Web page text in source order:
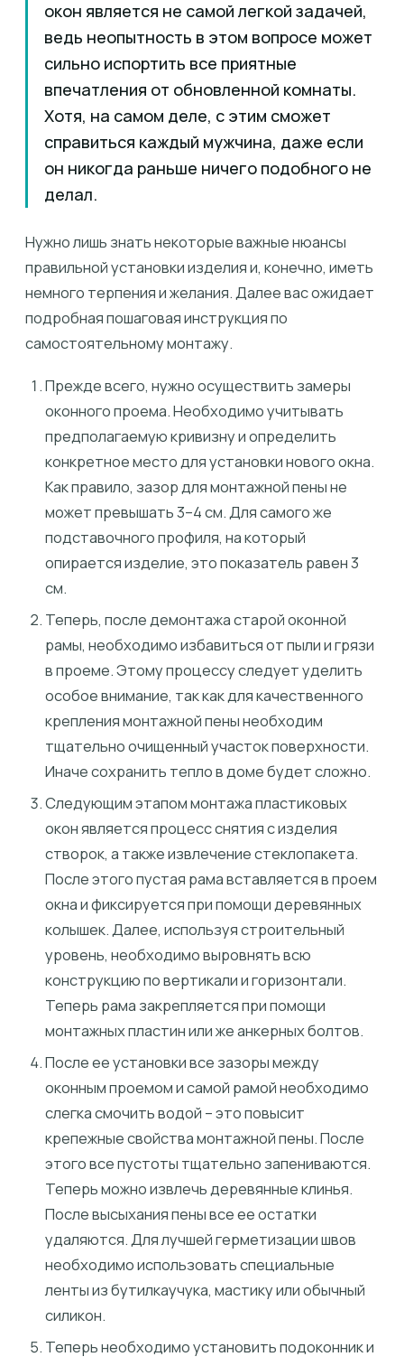
окон является не самой легкой задачей,
ведь неопытность в этом вопросе может
сильно испортить все приятные
впечатления от обновленной комнаты.
Хотя, на самом деле, с этим сможет
справиться каждый мужчина, даже если
он никогда раньше ничего подобного не
делал.
Нужно лишь знать некоторые важные нюансы
правильной установки изделия и, конечно, иметь
немного терпения и желания. Далее вас ожидает
подробная пошаговая инструкция по
самостоятельному монтажу.
Прежде всего, нужно осуществить замеры
оконного проема. Необходимо учитывать
предполагаемую кривизну и определить
конкретное место для установки нового окна.
Как правило, зазор для монтажной пены не
может превышать 3–4 см. Для самого же
подставочного профиля, на который
опирается изделие, это показатель равен 3
см.
Теперь, после демонтажа старой оконной
рамы, необходимо избавиться от пыли и грязи
в проеме. Этому процессу следует уделить
особое внимание, так как для качественного
крепления монтажной пены необходим
тщательно очищенный участок поверхности.
Иначе сохранить тепло в доме будет сложно.
Следующим этапом монтажа пластиковых
окон является процесс снятия с изделия
створок, а также извлечение стеклопакета.
После этого пустая рама вставляется в проем
окна и фиксируется при помощи деревянных
колышек. Далее, используя строительный
уровень, необходимо выровнять всю
конструкцию по вертикали и горизонтали.
Теперь рама закрепляется при помощи
монтажных пластин или же анкерных болтов.
После ее установки все зазоры между
оконным проемом и самой рамой необходимо
слегка смочить водой – это повысит
крепежные свойства монтажной пены. После
этого все пустоты тщательно запениваются.
Теперь можно извлечь деревянные клинья.
После высыхания пены все ее остатки
удаляются. Для лучшей герметизации швов
необходимо использовать специальные
ленты из бутилкаучука, мастику или обычный
силикон.
Теперь необходимо установить подоконник и